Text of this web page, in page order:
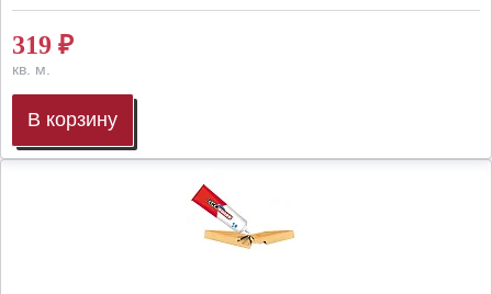
319 ₽
кв. м.
В корзину